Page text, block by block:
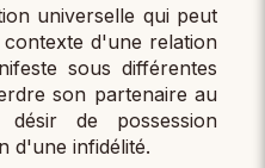
universelle qui peut
d'une relation
sous différentes
son partenaire au
de possession
d'une infidélité.